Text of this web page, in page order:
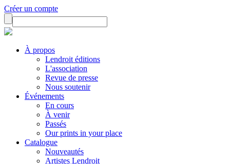
Créer un compte
À propos
Lendroit éditions
L'association
Revue de presse
Nous soutenir
Événements
En cours
À venir
Passés
Our prints in your place
Catalogue
Nouveautés
Artistes Lendroit